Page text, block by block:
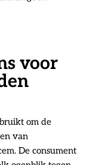
voor
om de
van
De consument